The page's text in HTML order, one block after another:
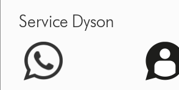
Service Dyson